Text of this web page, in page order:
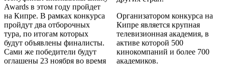
Awards в этом году пройдет
на Кипре. В рамках конкурса
пройдут два отборочных
тура, по итогам которых
будут объявлены финалисты.
Сами же победители будут
оглашены 23 ноября во время
Организатором конкурса на
Кипре является крупная
телевизионная академия, в
активе которой 500
кинокомпаний и более 700
академиков.